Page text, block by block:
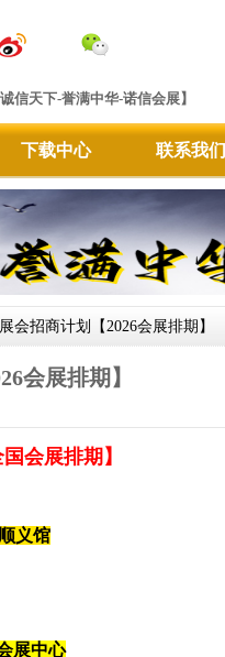
诚信天下-誉满中华-诺信会展】
下载中心 联系我们
会招商计划【2026会展排期】
会展排期】
会展排期】
义馆
展中心